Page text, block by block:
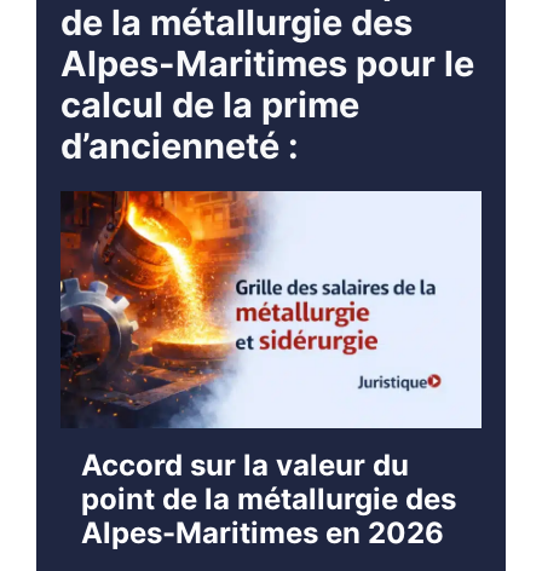
de la métallurgie des
Alpes-Maritimes pour le
calcul de la prime
d’ancienneté :
Accord sur la valeur du
point de la métallurgie des
Alpes-Maritimes en 2026